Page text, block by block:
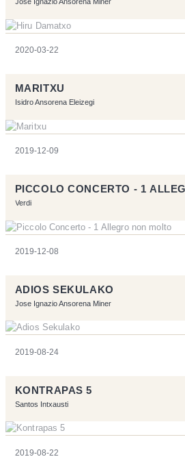
2020-03-22
MARITXU
Isidro Ansorena Eleizegi
2019-12-09
PICCOLO CONCERTO - 1
Verdi
2019-12-08
ADIOS SEKULAKO
Jose Ignazio Ansorena Miner
2019-08-24
KONTRAPAS 5
Santos Intxausti
2019-08-22